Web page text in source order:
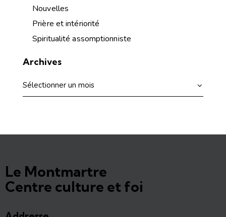
Nouvelles
Prière et intériorité
Spiritualité assomptionniste
Archives
Le Montmartre
Centre culture et foi